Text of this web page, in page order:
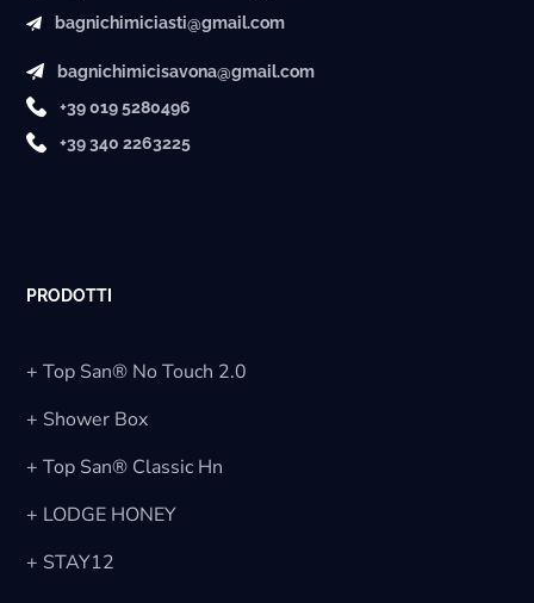
bagnichimiciasti@gmail.com
bagnichimicisavona@gmail.com
+39 019 5280496
+39 340 2263225
PRODOTTI
+ Top San® No Touch 2.0
+ Shower Box
+ Top San® Classic Hn
+ LODGE HONEY
+ STAY12